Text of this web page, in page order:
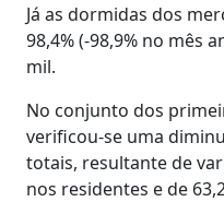
Já as dormidas dos
98,4% (-98,9% no mês
mil.
No conjunto dos
verificou-se uma
totais, resultante de
nos residentes e de